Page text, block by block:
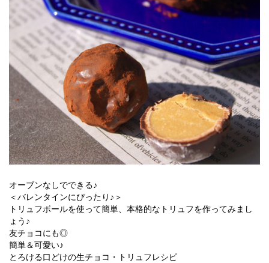
オーブンなしでできる♪
＜バレンタインにぴったり♪＞
トリュフボールを使って簡単、本格的なトリュフを作ってみまし
ょう♪
友チョコにも◎
簡単＆可愛い♪
とろける口どけの生チョコ・トリュフレシピ